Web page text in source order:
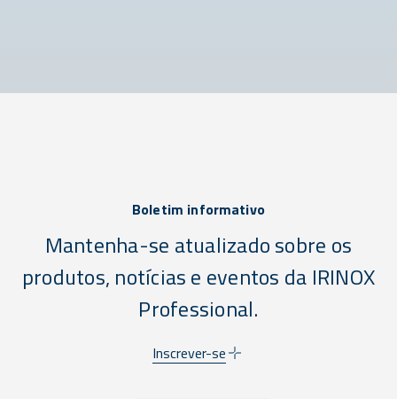
Boletim informativo
Mantenha-se atualizado sobre os
produtos, notícias e eventos da IRINOX
Professional.
Inscrever-se